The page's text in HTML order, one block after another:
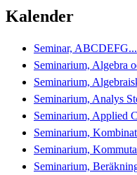
Kalender
Seminar,
Seminarium, Algebra
Seminarium,
Seminarium, Analys
Seminarium, Applied
Seminarium,
Seminarium,
Seminarium,